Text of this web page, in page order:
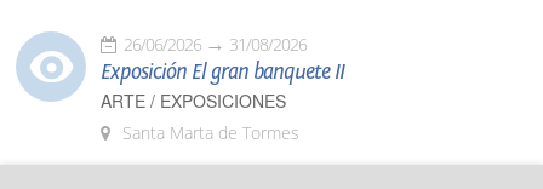
26/06/2026 31/08/2026
Exposición El gran banquete II
ARTE / EXPOSICIONES
Santa Marta de Tormes